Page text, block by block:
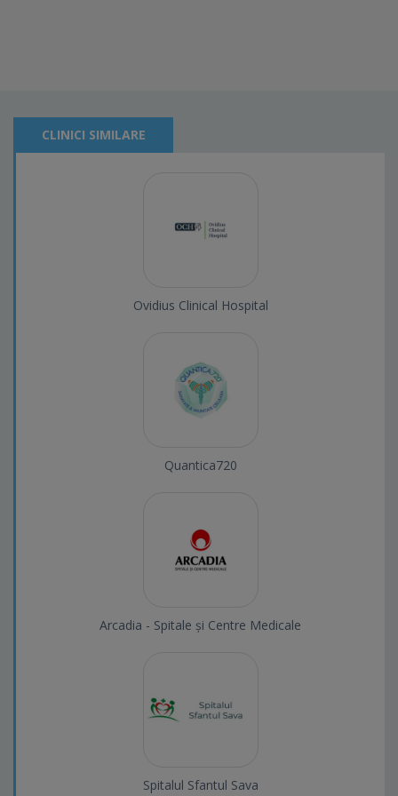
CLINICI SIMILARE
Ovidius Clinical Hospital
Quantica720
Arcadia - Spitale și Centre Medicale
Spitalul Sfantul Sava